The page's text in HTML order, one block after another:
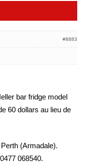
#8883
bar fridge model
60 dollars au lieu de
(Armadale).
068540.